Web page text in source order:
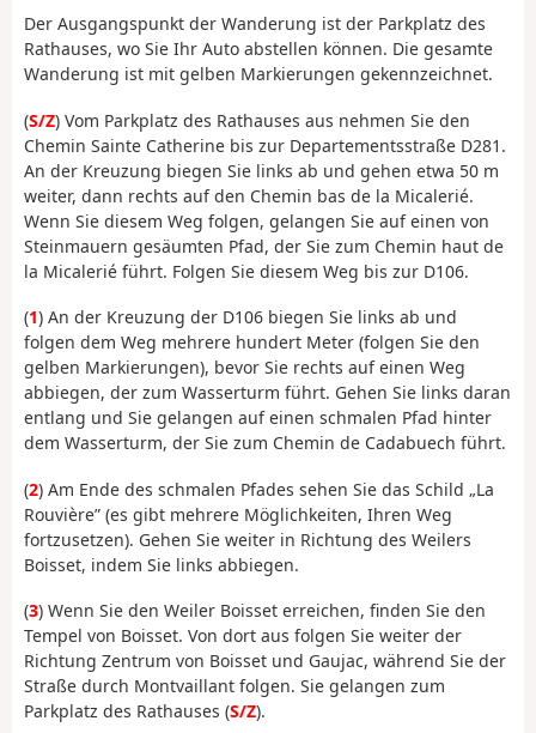
Der Ausgangspunkt der Wanderung ist der Parkplatz des
Rathauses, wo Sie Ihr Auto abstellen können. Die gesamte
Wanderung ist mit gelben Markierungen gekennzeichnet.
(S/Z) Vom Parkplatz des Rathauses aus nehmen Sie den
Chemin Sainte Catherine bis zur Departementsstraße D281.
An der Kreuzung biegen Sie links ab und gehen etwa 50 m
weiter, dann rechts auf den Chemin bas de la Micalerié.
Wenn Sie diesem Weg folgen, gelangen Sie auf einen von
Steinmauern gesäumten Pfad, der Sie zum Chemin haut de
la Micalerié führt. Folgen Sie diesem Weg bis zur D106.
(1) An der Kreuzung der D106 biegen Sie links ab und
folgen dem Weg mehrere hundert Meter (folgen Sie den
gelben Markierungen), bevor Sie rechts auf einen Weg
abbiegen, der zum Wasserturm führt. Gehen Sie links daran
entlang und Sie gelangen auf einen schmalen Pfad hinter
dem Wasserturm, der Sie zum Chemin de Cadabuech führt.
(2) Am Ende des schmalen Pfades sehen Sie das Schild „La
Rouvière” (es gibt mehrere Möglichkeiten, Ihren Weg
fortzusetzen). Gehen Sie weiter in Richtung des Weilers
Boisset, indem Sie links abbiegen.
(3) Wenn Sie den Weiler Boisset erreichen, finden Sie den
Tempel von Boisset. Von dort aus folgen Sie weiter der
Richtung Zentrum von Boisset und Gaujac, während Sie der
Straße durch Montvaillant folgen. Sie gelangen zum
Parkplatz des Rathauses (S/Z).